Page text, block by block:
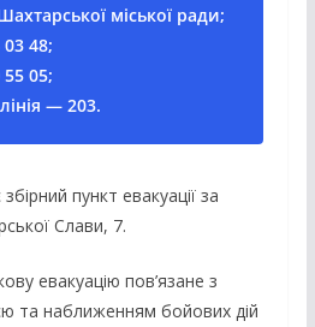
міської ради;
03 48;
55 05;
— 203.
пункт евакуації за
Слави, 7.
евакуацію пов’язане з
та наближенням бойових дій